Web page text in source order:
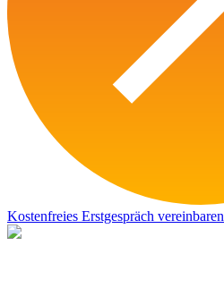
Kostenfreies Erstgespräch vereinbaren